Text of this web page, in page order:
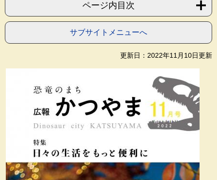
ページ内目次
サブサイトメニューへ
更新日：2022年11月10日更新